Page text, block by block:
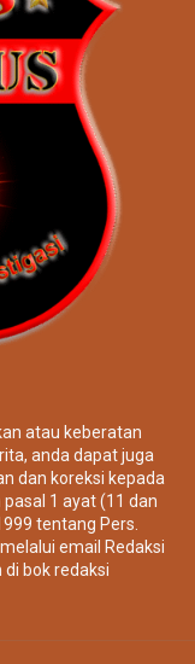
atau keberatan
anda dapat juga
dan koreksi kepada
1 ayat (11 dan
tentang Pers.
email Redaksi
bok redaksi